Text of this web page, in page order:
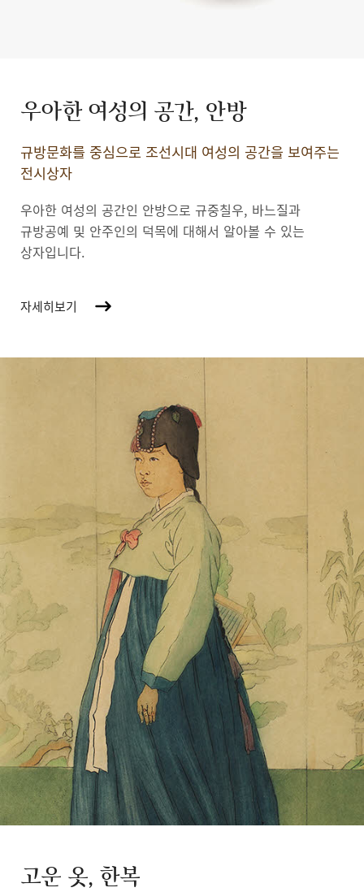
우아한 여성의 공간, 안방
규방문화를 중심으로 조선시대 여성의 공간을 보여주는
전시상자
우아한 여성의 공간인 안방으로 규중칠우, 바느질과
규방공예 및 안주인의 덕목에 대해서 알아볼 수 있는
상자입니다.
자세히보기
고운 옷, 한복